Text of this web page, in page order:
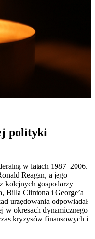
polityki
w latach 1987–2006.
Reagan, a jego
kolejnych gospodarzy
Billa Clintona i George’a
urzędowania odpowiadał
w okresach dynamicznego
kryzysów finansowych i